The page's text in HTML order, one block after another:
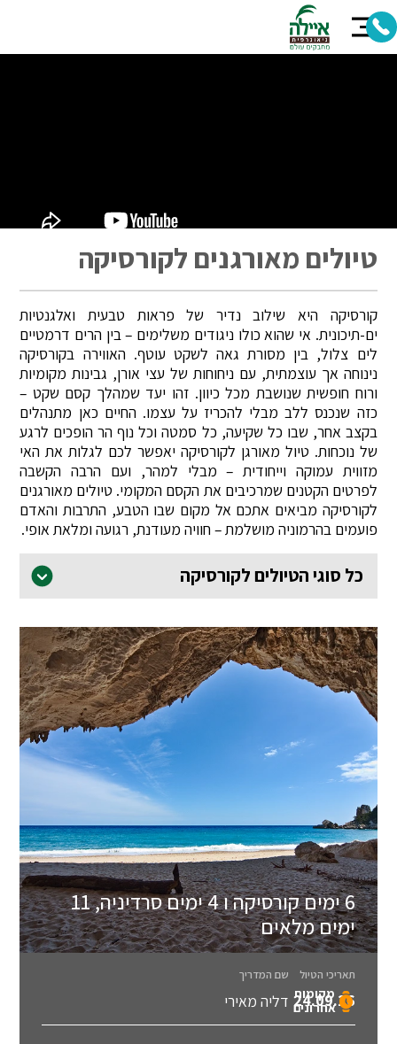
טיולים מאורגנים לקורסיקה
קורסיקה היא שילוב נדיר של פראות טבעית ואלגנטיות
ים-תיכונית. אי שהוא כולו ניגודים משלימים – בין הרים דרמטיים
לים צלול, בין מסורת גאה לשקט עוטף. האווירה בקורסיקה
נינוחה אך עוצמתית, עם ניחוחות של עצי אורן, גבינות מקומיות
ורוח חופשית שנושבת מכל כיוון. זהו יעד שמהלך קסם שקט –
כזה שנכנס ללב מבלי להכריז על עצמו. החיים כאן מתנהלים
בקצב אחר, שבו כל שקיעה, כל סמטה וכל נוף הר הופכים לרגע
של נוכחות. טיול מאורגן לקורסיקה יאפשר לכם לגלות את האי
מזווית עמוקה וייחודית – מבלי למהר, ועם הרבה הקשבה
לפרטים הקטנים שמרכיבים את הקסם המקומי. טיולים מאורגנים
לקורסיקה מביאים אתכם אל מקום שבו הטבע, התרבות והאדם
פועמים בהרמוניה מושלמת – חוויה מעודנת, רגועה ומלאת אופי.
כל סוגי הטיולים לקורסיקה
6 ימים קורסיקה ו 4 ימים סרדיניה, 11
ימים מלאים
תאריכי הטיול שם המדריך
24.09.26 דליה מאירי מקומות
אחרונים